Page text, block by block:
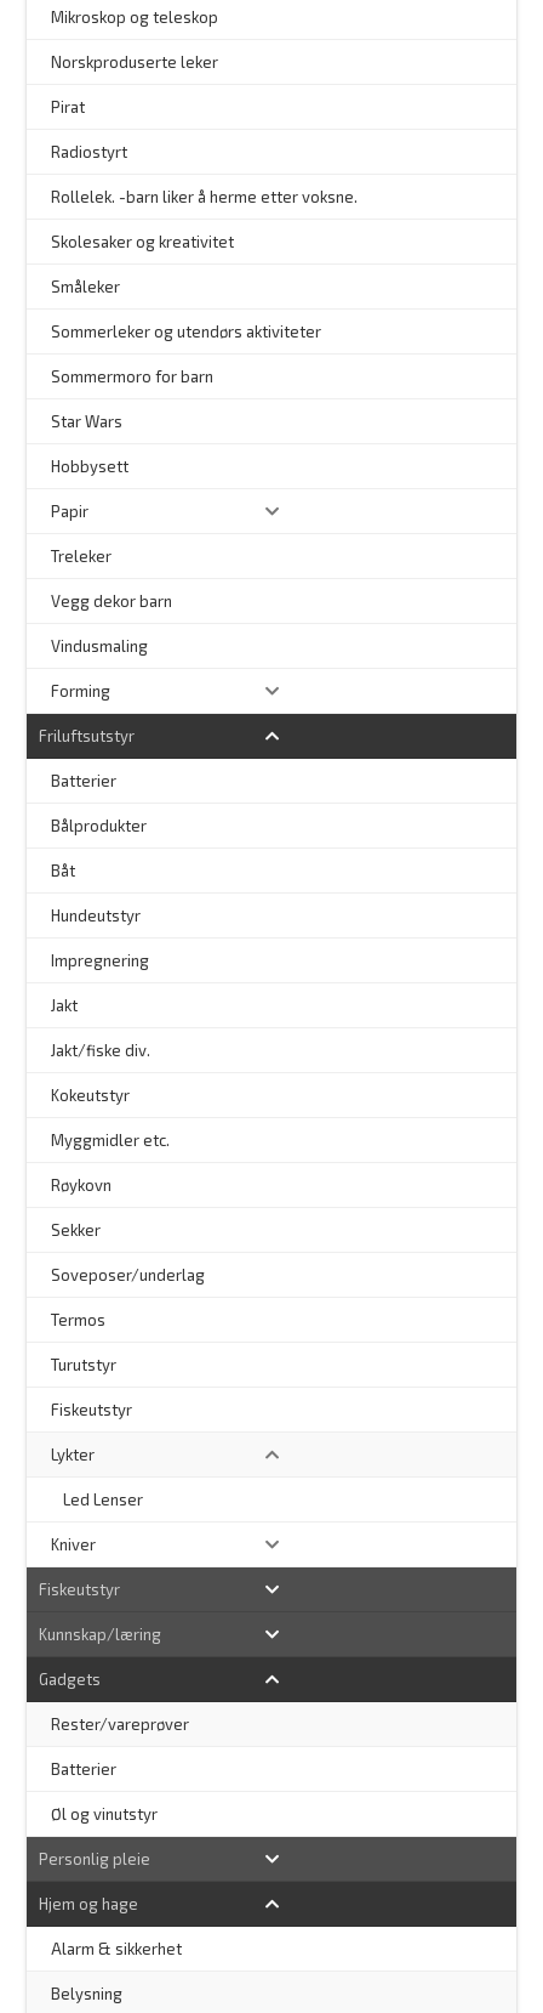
Mikroskop og teleskop
Norskproduserte leker
Pirat
Radiostyrt
Rollelek. -barn liker å herme etter voksne.
Skolesaker og kreativitet
Småleker
Sommerleker og utendørs aktiviteter
Sommermoro for barn
Star Wars
Hobbysett
Papir
Treleker
Vegg dekor barn
Vindusmaling
Forming
Friluftsutstyr
Batterier
Bålprodukter
Båt
Hundeutstyr
Impregnering
Jakt
Jakt/fiske div.
Kokeutstyr
Myggmidler etc.
Røykovn
Sekker
Soveposer/underlag
Termos
Turutstyr
Fiskeutstyr
Lykter
Led Lenser
Kniver
Fiskeutstyr
Kunnskap/læring
Gadgets
Rester/vareprøver
Batterier
Øl og vinutstyr
Personlig pleie
Hjem og hage
Alarm & sikkerhet
Belysning